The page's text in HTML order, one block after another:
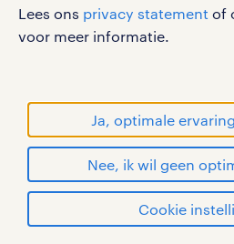
Lees ons privacy statement of
voor meer informatie.
Ja, optimale
Nee, ik wil geen
Cookie
RANDSTAD, HUMAN
WORLD OF WORK zijn